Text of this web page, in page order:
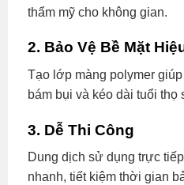
thẩm mỹ cho không gian.
2. Bảo Vệ Bề Mặt
Tạo lớp màng polymer
bám bụi và kéo dài tuổi thọ
3. Dễ Thi Công
Dung dịch sử dụng trực
nhanh, tiết kiệm thời gian